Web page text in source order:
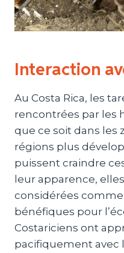
Interaction
Au Costa Rica, les
rencontrées par les
que ce soit dans les
régions plus
puissent craindre
leur apparence,
considérées
bénéfiques pour
Costariciens ont
pacifiquement avec